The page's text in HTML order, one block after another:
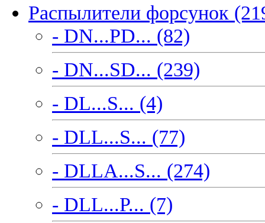
Распылители форсунок
- DN...PD... (82)
- DN...SD... (239)
- DL...S... (4)
- DLL...S... (77)
- DLLA...S... (274)
- DLL...P... (7)